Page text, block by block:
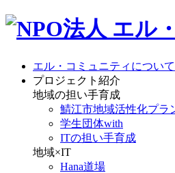
エル・コミュニティについて
プロジェクト紹介
地域の担い手育成
鯖江市地域活性化プラ
学生団体with
ITの担い手育成
地域×IT
Hana道場